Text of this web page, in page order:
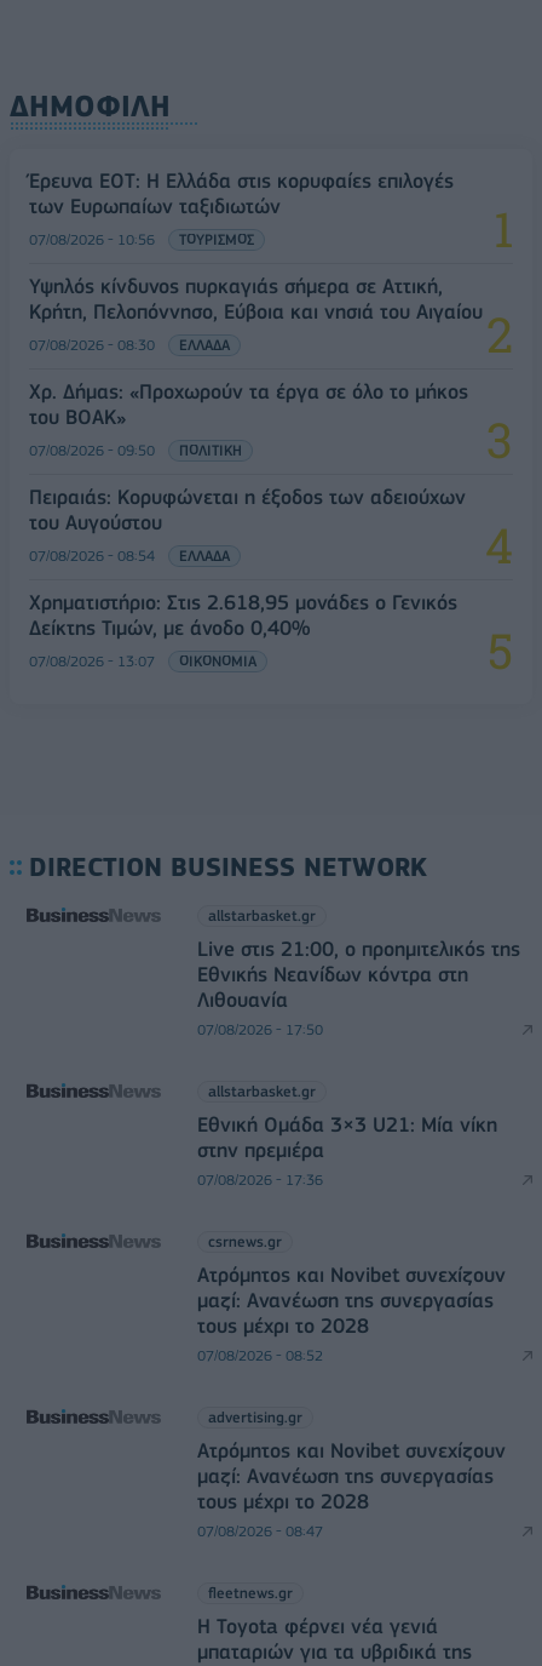
ΔΗΜΟΦΙΛΗ
Έρευνα ΕΟΤ: Η Ελλάδα στις κορυφαίες επιλογές
των Ευρωπαίων ταξιδιωτών
07/08/2026 - 10:56 ΤΟΥΡΙΣΜΟΣ
Υψηλός κίνδυνος πυρκαγιάς σήμερα σε Αττική,
Κρήτη, Πελοπόννησο, Εύβοια και νησιά του Αιγαίου
07/08/2026 - 08:30 ΕΛΛΑΔΑ
Χρ. Δήμας: «Προχωρούν τα έργα σε όλο το μήκος
του ΒΟΑΚ»
07/08/2026 - 09:50 ΠΟΛΙΤΙΚΗ
Πειραιάς: Κορυφώνεται η έξοδος των αδειούχων
του Αυγούστου
07/08/2026 - 08:54 ΕΛΛΑΔΑ
Χρηματιστήριο: Στις 2.618,95 μονάδες ο Γενικός
Δείκτης Τιμών, με άνοδο 0,40%
07/08/2026 - 13:07 ΟΙΚΟΝΟΜΙΑ
DIRECTION BUSINESS NETWORK
allstarbasket.gr
Live στις 21:00, ο προημιτελικός της
Εθνικής Νεανίδων κόντρα στη
Λιθουανία
07/08/2026 - 17:50
allstarbasket.gr
Εθνική Ομάδα 3×3 U21: Μία νίκη
στην πρεμιέρα
07/08/2026 - 17:36
csrnews.gr
Ατρόμητος και Novibet συνεχίζουν
μαζί: Ανανέωση της συνεργασίας
τους μέχρι το 2028
07/08/2026 - 08:52
advertising.gr
Ατρόμητος και Novibet συνεχίζουν
μαζί: Ανανέωση της συνεργασίας
τους μέχρι το 2028
07/08/2026 - 08:47
fleetnews.gr
Η Toyota φέρνει νέα γενιά
μπαταριών για τα υβριδικά της